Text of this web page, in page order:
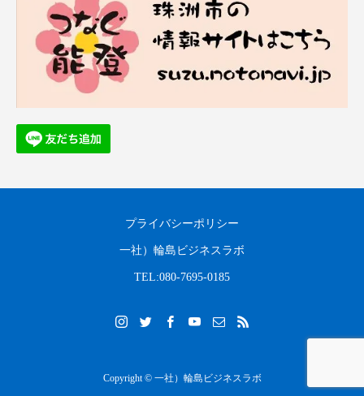
プライバシーポリシー
一社）輪島ビジネスラボ
TEL:080-7695-0185
Copyright © 一社）輪島ビジネスラボ